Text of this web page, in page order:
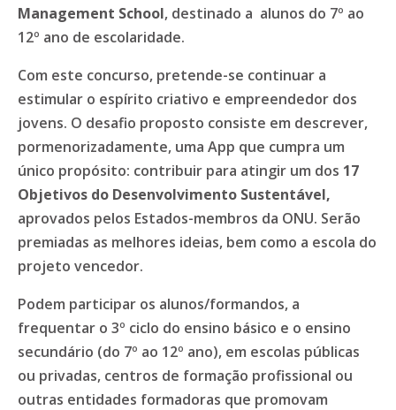
Management School, destinado a alunos do 7º ao
12º ano de escolaridade.
Com este concurso, pretende-se continuar a
estimular o espírito criativo e empreendedor dos
jovens. O desafio proposto consiste em descrever,
pormenorizadamente, uma App que cumpra um
único propósito: contribuir para atingir um dos 17
Objetivos do Desenvolvimento Sustentável,
aprovados pelos Estados-membros da ONU. Serão
premiadas as melhores ideias, bem como a escola do
projeto vencedor.
Podem participar os alunos/formandos, a
frequentar o 3º ciclo do ensino básico e o ensino
secundário (do 7º ao 12º ano), em escolas públicas
ou privadas, centros de formação profissional ou
outras entidades formadoras que promovam